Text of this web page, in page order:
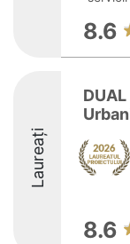
8.6
Laureați
8.6